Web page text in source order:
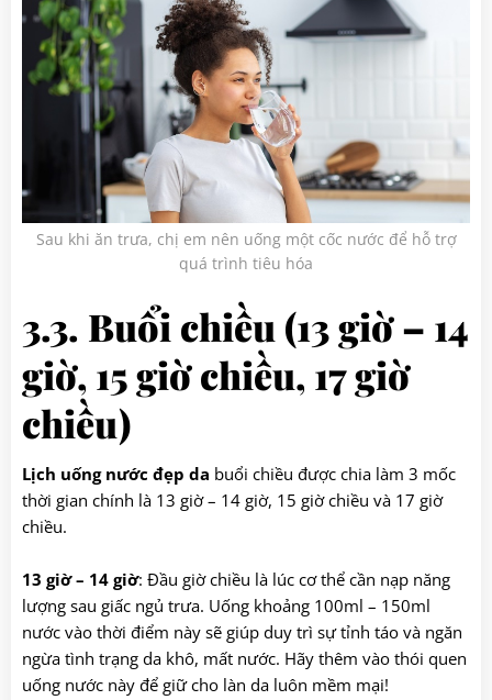
Sau khi ăn trưa, chị em nên uống một cốc nước để hỗ trợ
quá trình tiêu hóa
3.3. Buổi chiều (13 giờ – 14
giờ, 15 giờ chiều, 17 giờ
chiều)
Lịch uống nước đẹp da buổi chiều được chia làm 3 mốc
thời gian chính là 13 giờ – 14 giờ, 15 giờ chiều và 17 giờ
chiều.
13 giờ – 14 giờ: Đầu giờ chiều là lúc cơ thể cần nạp năng
lượng sau giấc ngủ trưa. Uống khoảng 100ml – 150ml
nước vào thời điểm này sẽ giúp duy trì sự tỉnh táo và ngăn
ngừa tình trạng da khô, mất nước. Hãy thêm vào thói quen
uống nước này để giữ cho làn da luôn mềm mại!